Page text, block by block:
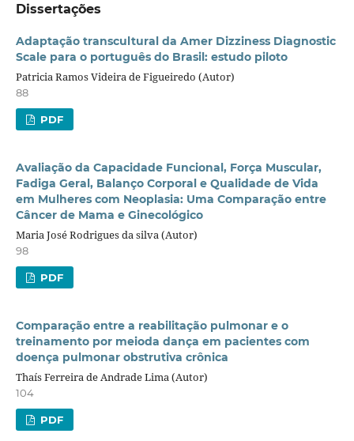
Dissertações
Adaptação transcultural da Amer Dizziness Diagnostic
Scale para o português do Brasil: estudo piloto
Patricia Ramos Videira de Figueiredo (Autor)
88
PDF
Avaliação da Capacidade Funcional, Força Muscular,
Fadiga Geral, Balanço Corporal e Qualidade de Vida
em Mulheres com Neoplasia: Uma Comparação entre
Câncer de Mama e Ginecológico
Maria José Rodrigues da silva (Autor)
98
PDF
Comparação entre a reabilitação pulmonar e o
treinamento por meioda dança em pacientes com
doença pulmonar obstrutiva crônica
Thaís Ferreira de Andrade Lima (Autor)
104
PDF